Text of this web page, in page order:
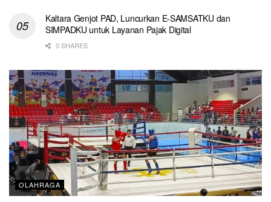
Kaltara Genjot PAD, Luncurkan E-SAMSATKU dan
SIMPADKU untuk Layanan Pajak Digital
0 SHARES
OLAHRAGA